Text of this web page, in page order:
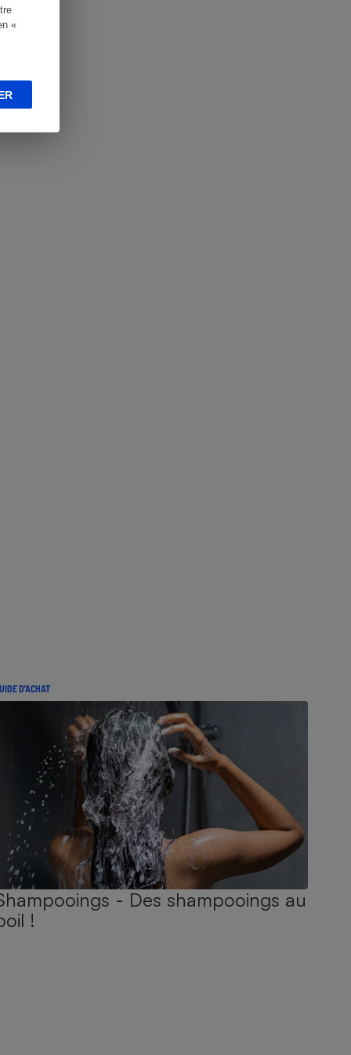
«
D'ACHAT
- Des shampooings au
!